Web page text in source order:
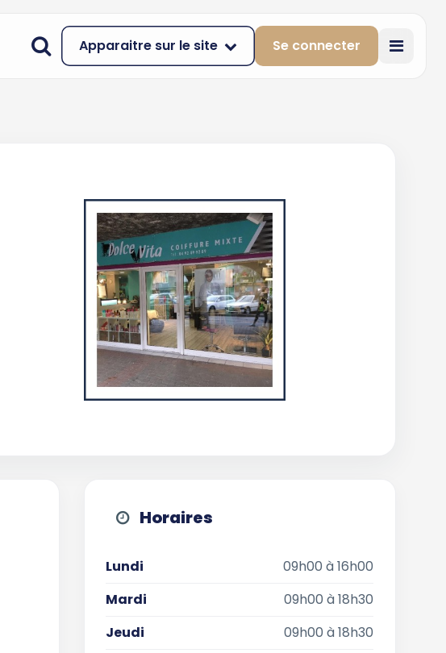
Apparaitre sur le site Se connecter
Horaires
Lundi
09h00 à 16h00
Mardi
09h00 à 18h30
Jeudi
09h00 à 18h30